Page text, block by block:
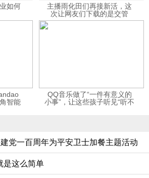
如何
主播雨化田们再接新活，这
次让网友们下载的是交管
12123APP
智能
QQ音乐做了“一件有意义的
小事”，让这些孩子听见“听不
党一百周年为平安卫士加餐主题活动
是这么简单